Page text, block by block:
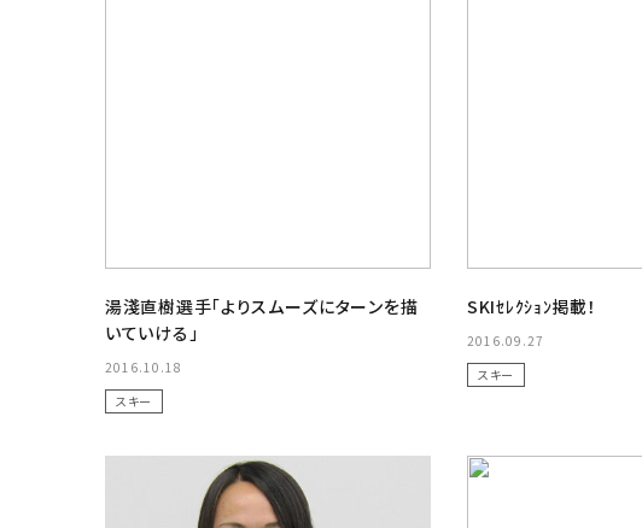
湯淺直樹選手「よりスムーズにターンを描
いていける」
2016.10.18
スキー
SKIｾﾚｸｼｮﾝ掲載！
2016.09.27
スキー